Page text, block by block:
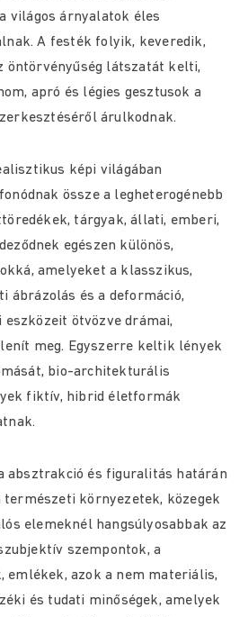
világos árnyalatok éles
A festék folyik, keveredik,
öntörvényűség látszatát kelti,
apró és légies gesztusok a
árulkodnak.
képi világában
össze a legheterogénebb
tárgyak, állati, emberi,
egészen különös,
amelyeket a klasszikus,
ábrázolás és a deformáció,
ötvözve drámai,
meg. Egyszerre keltik lények
bio-architekturális
fiktív, hibrid életformák
absztrakció és figuralitás határán
természeti környezetek, közegek
elemeknél hangsúlyosabbak az
szempontok, a
emlékek, azok a nem materiális,
és tudati minőségek, amelyek